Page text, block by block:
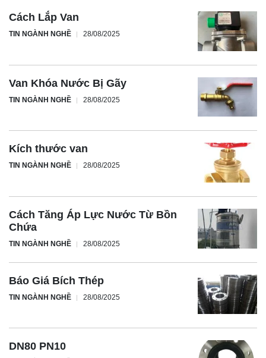
Cách Lắp Van
TIN NGÀNH NGHỀ 28/08/2025
Van Khóa Nước Bị Gãy
TIN NGÀNH NGHỀ 28/08/2025
Kích thước van
TIN NGÀNH NGHỀ 28/08/2025
Cách Tăng Áp Lực Nước Từ Bồn
Chứa
TIN NGÀNH NGHỀ 28/08/2025
Báo Giá Bích Thép
TIN NGÀNH NGHỀ 28/08/2025
DN80 PN10